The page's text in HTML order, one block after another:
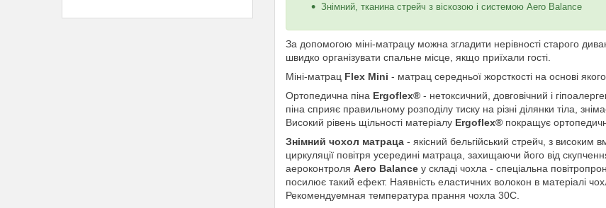
Знімний, тканина стрейч з віскозою і системою Aero Balance
За допомогою міні-матрацу можна згладити нерівності старого
швидко організувати спальне місце, якщо приїхали гості.
Міні-матрац Flex Mini - матрац середньої жорсткості на основі
Ортопедична піна Ergoflex® - нетоксичний, довговічний і
піна сприяє правильному розподілу тиску на різні ділянки тіла,
Високий рівень щільності матеріалу Ergoflex® покращує
Знімний чохол матраца - якісний бельгійський стрейч, з високим
циркуляції повітря усередині матраца, захищаючи його від
аероконтроля Aero Balance у складі чохла - спеціальна
посилює такий ефект. Наявність еластичних волокон в матеріалі
Рекомендуемная температура прання чохла 30С.